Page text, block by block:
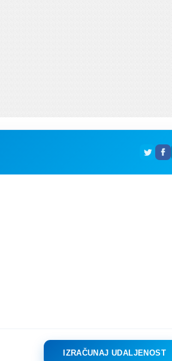
IZRAČUNAJ UDALJENOST